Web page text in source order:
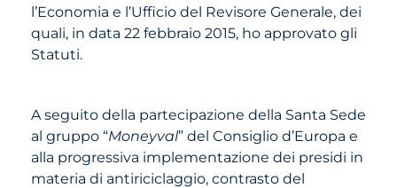
l’Economia e l’Ufficio del Revisore Generale, dei
quali, in data 22 febbraio 2015, ho approvato gli
Statuti.
A seguito della partecipazione della Santa Sede
al gruppo “Moneyval” del Consiglio d’Europa e
alla progressiva implementazione dei presidi in
materia di antiriciclaggio, contrasto del